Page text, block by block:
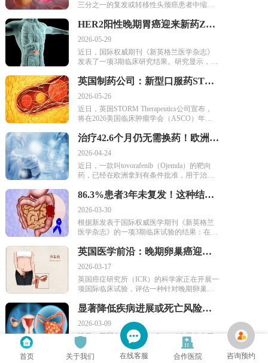
三分之一的复发或转移性头颈癌患者中缩小
效。近日，英国癌症研究所（ICR）的科学家
布了1b/2期OrigAMI4临床试验的新结果。研
究显示，接受Amivantamab治疗的患者中，有
42%出现了肿瘤缩小，同时患者总体生存情
方案非常有限。研究人员表示，这些发现提
一步开发为头颈癌潜在治疗方案。
HER2阳性晚期胃癌迎来新药Zanidatamab联合化疗方案：显著延长患者生存期，降低疾死亡风险！
2026-05-29
近日，国际权威期刊《新英格兰医学杂志》
发表了一项3期临床研究结果。研究显示，对
Zanidatamab联合化疗，无论是否加入替雷利
能延缓疾病进展。其中，Zanidatamab联合替
雷利珠单抗和化疗的三药方案，还将患者的
中位总生存期从19.2个月延长至26.4个月。对
来说，这一结果意味着一线治疗可能迎来新
英国制药公司：新型口服药STC-15让54%肉瘤患者病情得到控制，多线治疗后仍有希望！
2026-05-26
近日，英国STORM Therapeutics公司宣布，
将在2026美国临床肿瘤学会（ASCO）年会
对肉瘤患者的积极结果。由于它是首个进入
被称为同类首创药物。STC-15目前正在一项2
期研究中作为单药治疗用于特定肉瘤。
治疗42.6个月仍无需换药！欧洲首个可覆盖3类BRAF异常的胶质瘤靶向药获批
2026-04-24
近日，一款叫tovorafenib（Ojemda）的靶向
药，已经在欧洲拿到有条件批准，用于治疗
排）的复发或难治性儿童低级别胶质瘤。支
示，该药让71%的患者肿瘤出现明显缩小。
86.3%患者3年未复发！这种结肠癌新方案，将复发或死亡风险降低一半
2026-03-30
根据新发表于国际权威医学期刊《新英格兰
医学杂志》的一项3期临床试验的结果：在Ⅲ
后辅助治疗中，与单用mFOLFOX6化疗方案
（Atezolizumab），可显著改善无病生存期
（DFS），意味着患者术后能更长时间不复
发，病情控制也更稳定。
英国医学前沿：晚期卵巢癌迎来新希望！新型免疫疗法THEO-260启动2a期临床试验
2026-03-17
英国癌症研究所（ICR）的科学家正在开展一
项国际临床试验，评估一种针对晚期卵巢癌
司Theolytics的2a期OCTOPOD-IV试验的扩
溶瘤免疫疗法。该疗法可以攻击肿瘤和支持
肿瘤生长的环境，专门针对结构复杂、治疗
难度大的癌症设计。首批对象为铂耐药卵巢
癌患者。
显著降低疾病进展或死亡风险！新药Alnodesertib联合化疗，治疗晚期卵巢癌疗效积极
2026-03-09
近日，英国Artios Pharma Limited公司公布了
一项2a期临床研究的数据。该研究评估了新
药Alnodesertib联合化疗药吉西他滨，与单独
首页 关于我们 在线客服 合作医院 咨询预约